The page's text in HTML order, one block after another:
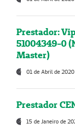
Prestador:
51004349-0
Master)
01 de Abril de 2020
Prestador
15 de Janeiro de